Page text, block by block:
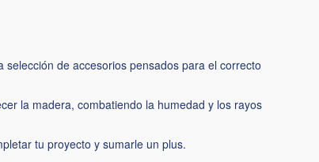
de accesorios pensados para el correcto
la madera, combatiendo la humedad y los rayos
tu proyecto y sumarle un plus.